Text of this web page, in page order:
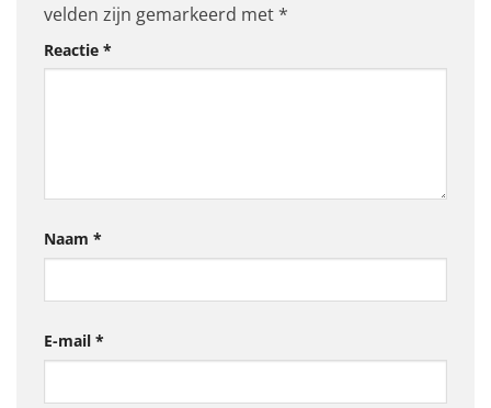
velden zijn gemarkeerd met*
Reactie *
Naam *
E-mail *